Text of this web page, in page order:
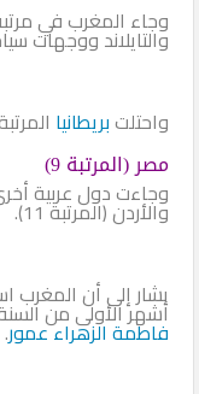
وجاء المغرب في
والتايلاند ووجهات
واحتلتبريطانيا
مصر (المرتبة 9)
والأردن (المرتبة 11).
يشار إلى أن المغرب
أشهر الأولى من
فاطمة الزهراء عمور.